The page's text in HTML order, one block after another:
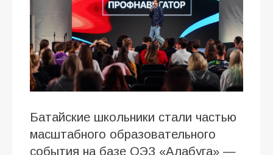
Батайские школьники стали частью
масштабного образовательного
события на базе ОЭЗ «Алабуга» —